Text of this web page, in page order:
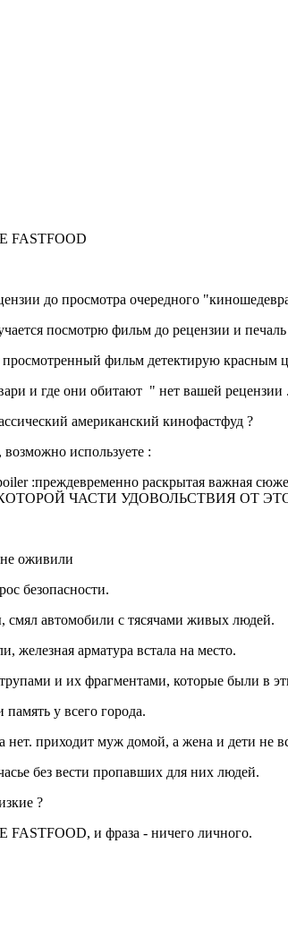
FASTFOOD
до просмотра очередного
посмотрю фильм до рецензии и печаль
фильм детектирую красным
и где они обитают " нет вашей рецензии .
американский кинофастфуд ?
используете :
:преждевременно раскрытая важная
НЕКОТОРОЙ ЧАСТИ УДОВОЛЬСТВИЯ ОТ
оживили
безопасности.
смял автомобили с тясячами живых людей.
железная арматура встала на место.
и их фрагментами, которые были в
у всего города.
приходит муж домой, а жена и дети не
без вести пропавших для них людей.
?
и фраза - ничего личного.